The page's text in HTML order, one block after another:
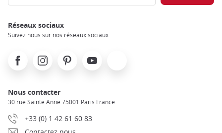
Réseaux sociaux
Suivez nous sur nos réseaux sociaux
FacebookInstagramPinterest Youtube
Nous contacter
30 rue Sainte Anne 75001 Paris France
+33 (0) 1 42 61 60 83